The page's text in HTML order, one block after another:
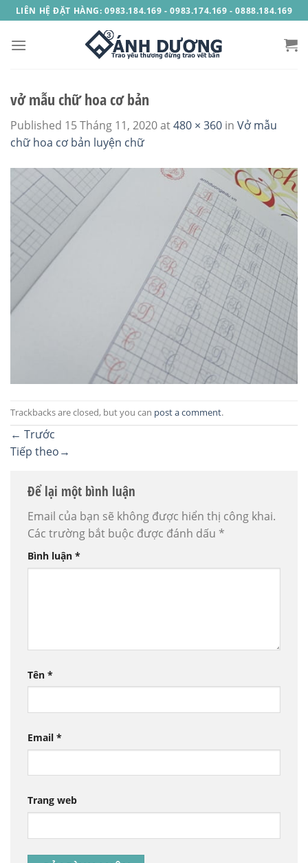
Skip
to
content
LIÊN HỆ ĐẶT HÀNG: 0983.184.169 - 0983.174.169 - 0888.184.169
vở mẫu chữ hoa cơ bản
Published 15 Tháng 11, 2020at480 × 360 in Vở mẫu
chữ hoa cơ bản luyện chữ
Trackbacks are closed, but you can post a comment.
← Trước
Tiếp theo→
Để lại một bình luận
Email của bạn sẽ không được hiển thị công khai.
Các trường bắt buộc được đánh dấu *
Bình luận *
Tên *
Email *
Trang web